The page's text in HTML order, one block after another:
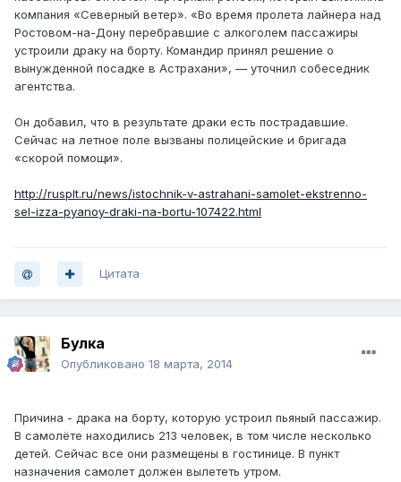
компания «Северный ветер». «Во время пролета лайнера над
Ростовом-на-Дону перебравшие с алкоголем пассажиры
устроили драку на борту. Командир принял решение о
вынужденной посадке в Астрахани», — уточнил собеседник
агентства.
Он добавил, что в результате драки есть пострадавшие.
Сейчас на летное поле вызваны полицейские и бригада
«скорой помощи».
http://rusplt.ru/news/istochnik-v-astrahani-samolet-ekstrenno-
sel-izza-pyanoy-draki-na-bortu-107422.html
Цитата
Булка
Опубликовано 18 марта, 2014
Причина - драка на борту, которую устроил пьяный пассажир.
В самолёте находились 213 человек, в том числе несколько
детей. Сейчас все они размещены в гостинице. В пункт
назначения самолет должен вылететь утром.